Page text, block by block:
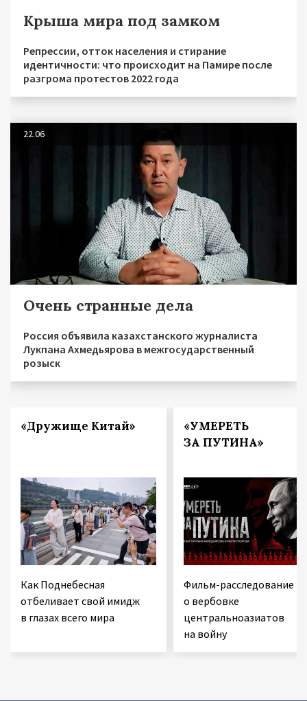
Крыша мира под замком
Репрессии, отток населения и стирание
идентичности: что происходит на Памире после
разгрома протестов 2022 года
22.06
Очень странные дела
Россия объявила казахстанского журналиста
Лукпана Ахмедьярова в межгосударственный
розыск
«Дружище Китай»
Как Поднебесная
отбеливает свой имидж
в глазах всего мира
«УМЕРЕТЬ
ЗА ПУТИНА»
Фильм-расследование
о вербовке
центральноазиатов
на войну